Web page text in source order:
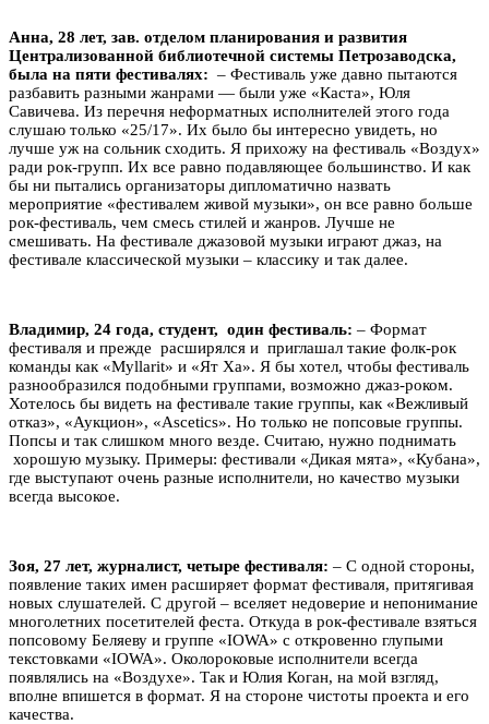
Анна, 28 лет, зав. отделом планирования и развития
Централизованной библиотечной системы Петрозаводска,
была на пяти фестивалях: – Фестиваль уже давно пытаются
разбавить разными жанрами — были уже «Каста», Юля
Савичева. Из перечня неформатных исполнителей этого года
слушаю только «25/17». Их было бы интересно увидеть, но
лучше уж на сольник сходить. Я прихожу на фестиваль «Воздух»
ради рок-групп. Их все равно подавляющее большинство. И как
бы ни пытались организаторы дипломатично назвать
мероприятие «фестивалем живой музыки», он все равно больше
рок-фестиваль, чем смесь стилей и жанров. Лучше не
смешивать. На фестивале джазовой музыки играют джаз, на
фестивале классической музыки – классику и так далее.
Владимир, 24 года, студент, один фестиваль: – Формат
фестиваля и прежде расширялся и приглашал такие фолк-рок
команды как «Myllarit» и «Ят Ха». Я бы хотел, чтобы фестиваль
разнообразился подобными группами, возможно джаз-роком.
Хотелось бы видеть на фестивале такие группы, как «Вежливый
отказ», «Аукцион», «Ascetics». Но только не попсовые группы.
Попсы и так слишком много везде. Считаю, нужно поднимать
хорошую музыку. Примеры: фестивали «Дикая мята», «Кубана»,
где выступают очень разные исполнители, но качество музыки
всегда высокое.
Зоя, 27 лет, журналист, четыре фестиваля: – С одной стороны,
появление таких имен расширяет формат фестиваля, притягивая
новых слушателей. С другой – вселяет недоверие и непонимание
многолетних посетителей феста. Откуда в рок-фестивале взяться
попсовому Беляеву и группе «IOWA» с откровенно глупыми
текстовками «IOWA». Околороковые исполнители всегда
появлялись на «Воздухе». Так и Юлия Коган, на мой взгляд,
вполне впишется в формат. Я на стороне чистоты проекта и его
качества.